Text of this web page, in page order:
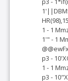
1 - 1
1'" - 1
p3 -
1 - 1
p3 -